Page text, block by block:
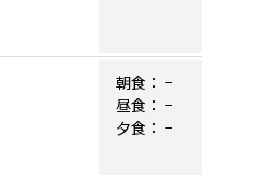
朝食： −
昼食： −
夕食： −